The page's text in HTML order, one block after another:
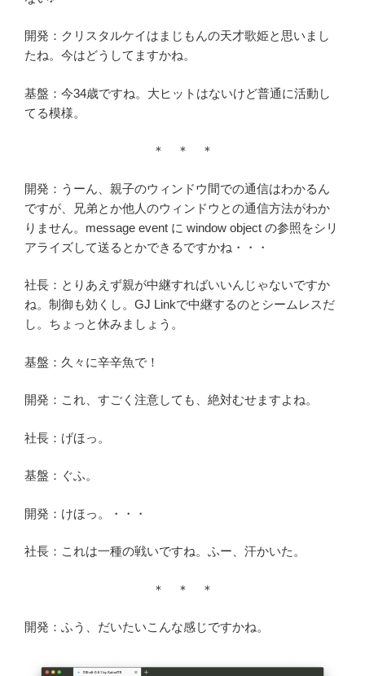
開発：クリスタルケイはまじもんの天才歌姫と思いまし
たね。今はどうしてますかね。
基盤：今34歳ですね。大ヒットはないけど普通に活動し
てる模様。
＊ ＊ ＊
開発：うーん、親子のウィンドウ間での通信はわかるん
ですが、兄弟とか他人のウィンドウとの通信方法がわか
りません。message event に window object の参照をシリ
アライズして送るとかできるですかね・・・
社長：とりあえず親が中継すればいいんじゃないですか
ね。制御も効くし。GJ Linkで中継するのとシームレスだ
し。ちょっと休みましょう。
基盤：久々に辛辛魚で！
開発：これ、すごく注意しても、絶対むせますよね。
社長：げほっ。
基盤：ぐふ。
開発：けほっ。・・・
社長：これは一種の戦いですね。ふー、汗かいた。
＊ ＊ ＊
開発：ふう、だいたいこんな感じですかね。